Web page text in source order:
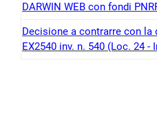
DARWIN WEB con fondi
Decisione a contrarre con la
EX2540 inv. n. 540 (Loc. 24 -